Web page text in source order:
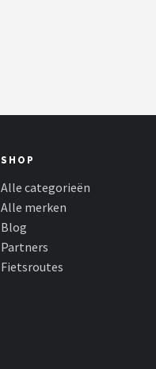
SHOP
Alle categorieën
Alle merken
Blog
Partners
Fietsroutes